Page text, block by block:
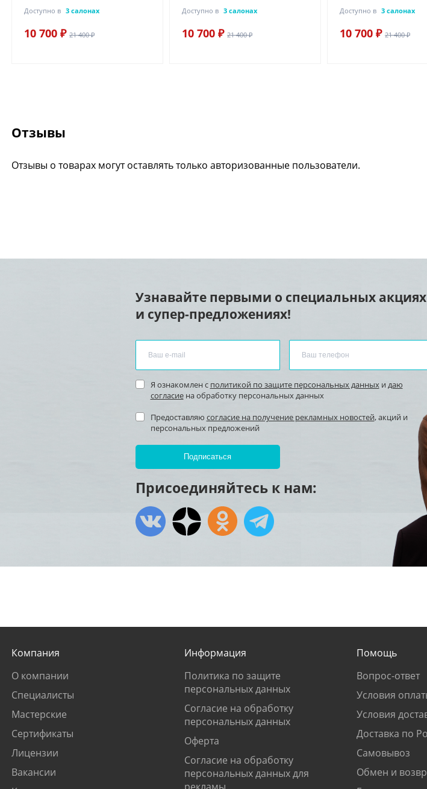
Доступно в 3 салонах
10 700 ₽ 21 400 ₽
Доступно в 3 салонах
10 700 ₽ 21 400 ₽
Доступно в 3 салонах
10 700 ₽ 21 400 ₽
Отзывы
Отзывы о товарах могут оставлять только авторизованные пользователи.
Узнавайте первыми о специальных акциях
и супер-предложениях!
Я ознакомлен с политикой по защите персональных данныхи даю
согласиена обработку персональных данных
Предоставляю согласие на получение рекламных новостей, акций и
персональных предложений
Присоединяйтесь к нам:
Компания
О компании
Специалисты
Мастерские
Сертификаты
Лицензии
Вакансии
Информация
Политика по защите
персональных данных
Согласие на обработку
персональных данных
Оферта
Согласие на обработку
персональных данных для
Помощь
Вопрос-ответ
Условия
Условия
Доставка по
Самовывоз
Обмен и